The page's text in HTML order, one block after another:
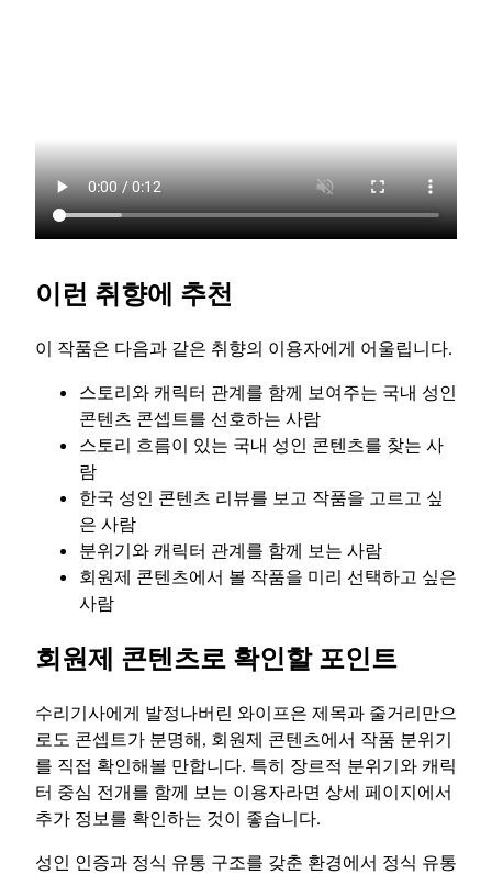
이런 취향에 추천
이 작품은 다음과 같은 취향의 이용자에게 어울립니다.
스토리와 캐릭터 관계를 함께 보여주는 국내 성인
콘텐츠 콘셉트를 선호하는 사람
스토리 흐름이 있는 국내 성인 콘텐츠를 찾는 사
람
한국 성인 콘텐츠 리뷰를 보고 작품을 고르고 싶
은 사람
분위기와 캐릭터 관계를 함께 보는 사람
회원제 콘텐츠에서 볼 작품을 미리 선택하고 싶은
사람
회원제 콘텐츠로 확인할 포인트
수리기사에게 발정나버린 와이프은 제목과 줄거리만으
로도 콘셉트가 분명해, 회원제 콘텐츠에서 작품 분위기
를 직접 확인해볼 만합니다. 특히 장르적 분위기와 캐릭
터 중심 전개를 함께 보는 이용자라면 상세 페이지에서
추가 정보를 확인하는 것이 좋습니다.
성인 인증과 정식 유통 구조를 갖춘 환경에서 정식 유통